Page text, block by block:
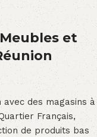
et
des magasins à
Français,
de produits bas